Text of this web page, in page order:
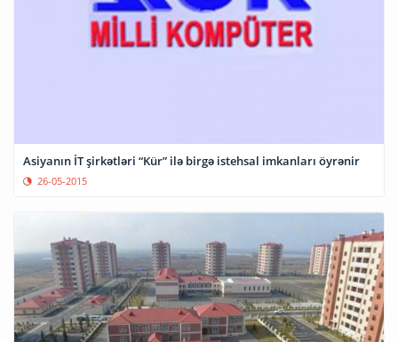
Asiyanın İT şirkətləri “Kür” ilə birgə istehsal imkanları öyrənir
26-05-2015